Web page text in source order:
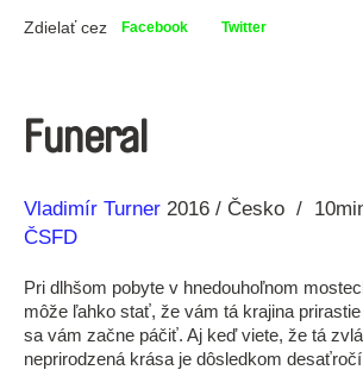
Zdielať cez Facebook Twitter
Funeral
Réžia
Vladimír Turner
Rok
výroby
2016 Česko
ČSFD
Pri dlhšom pobyte v hnedouhoľnom
môže ľahko stať, že vám tá krajina
sa vám začne páčiť. Aj keď viete, že tá
neprirodzená krása je dôsledkom